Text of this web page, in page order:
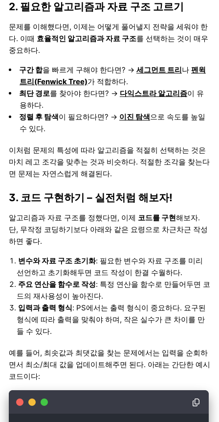
2. 필요한 알고리즘과 자료 구조 고르기
문제를 이해했다면, 이제는 어떻게 풀어낼지 전략을 세워야 한
다. 이때 효율적인 알고리즘과 자료 구조를 선택하는 것이 매우
중요하다.
구간 합을 빠르게 구해야 한다면? → 세그먼트 트리나 펜윅
트리(Fenwick Tree)가 적합하다.
최단 경로를 찾아야 한다면? → 다익스트라 알고리즘이 유
용하다.
정렬 후 탐색이 필요하다면? → 이진 탐색으로 속도를 높일
수 있다.
이처럼 문제의 특성에 따라 알고리즘을 적절히 선택하는 것은
마치 레고 조각을 맞추는 것과 비슷하다. 적절한 조각을 찾는다
면 문제는 자연스럽게 해결된다.
3. 코드 구현하기 – 실전처럼 해보자!
알고리즘과 자료 구조를 정했다면, 이제 코드를 구현해보자.
단, 무작정 코딩하기보다 아래와 같은 요령으로 차근차근 작성
하면 좋다.
변수와 자료 구조 초기화: 필요한 변수와 자료 구조를 미리
선언하고 초기화해두면 코드 작성이 한결 수월하다.
주요 연산을 함수로 작성: 특정 연산을 함수로 만들어두면 코
드의 재사용성이 높아진다.
입력과 출력 형식: PS에서는 출력 형식이 중요하다. 요구된
형식에 따라 출력을 맞춰야 하며, 작은 실수가 큰 차이를 만
들 수 있다.
예를 들어, 최솟값과 최댓값을 찾는 문제에서는 입력을 순회하
면서 최소/최대 값을 업데이트해주면 된다. 아래는 간단한 예시
코드이다: